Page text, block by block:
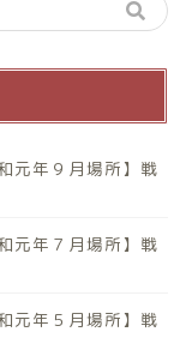
元年９月場所】戦
元年７月場所】戦
元年５月場所】戦